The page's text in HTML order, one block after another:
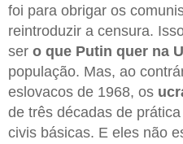
foi para obrigar os
reintroduzir a censura.
ser o que Putin quer na
população. Mas, ao
eslovacos de 1968, os
de três décadas de
civis básicas. E eles não